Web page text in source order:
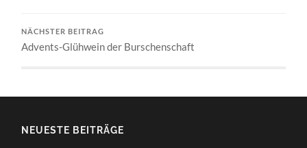
NÄCHSTER BEITRAG
Advents-Glühwein der Burschenschaft
NEUESTE BEITRÄGE